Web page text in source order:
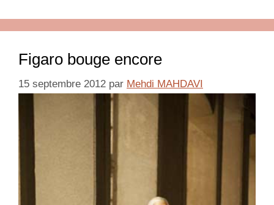
Figaro bouge encore
15 septembre 2012 par Mehdi MAHDAVI